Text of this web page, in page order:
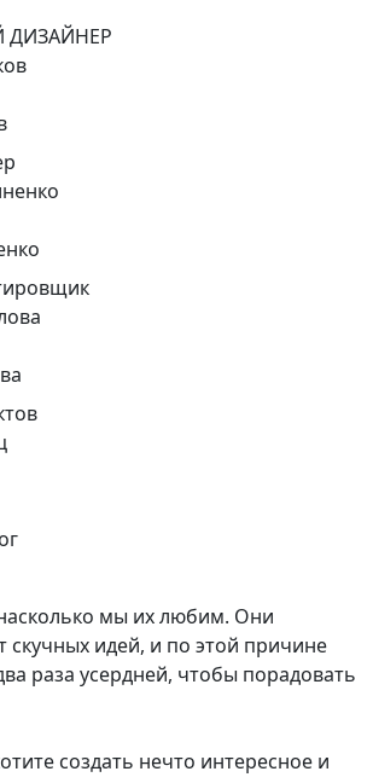
мы их любим. Они
скучных идей, и по этой причине
раза усердней, чтобы порадовать
создать нечто интересное и